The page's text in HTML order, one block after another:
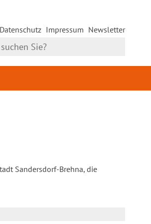
Datenschutz Impressum Newsletter
Sandersdorf-Brehna, die